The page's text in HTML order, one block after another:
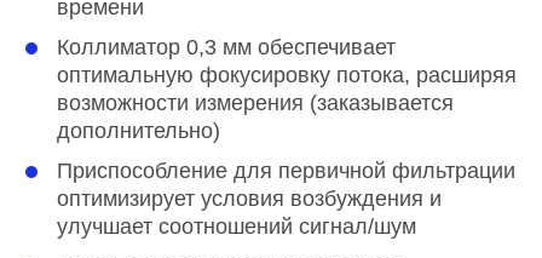
времени
Коллиматор 0,3 мм обеспечивает
оптимальную фокусировку потока, расширяя
возможности измерения (заказывается
дополнительно)
Приспособление для первичной фильтрации
оптимизирует условия возбуждения и
улучшает соотношений сигнал/шум